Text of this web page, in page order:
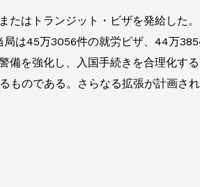
たはトランジット・ビザを発給した
は45万3056件の就労ビザ、44万
を強化し、入国手続きを合理化す
のである。さらなる拡張が計画さ